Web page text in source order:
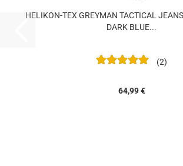
HELIKON-TEX GREYMAN TACTICAL
DARK BLUE...
2
64,99 €